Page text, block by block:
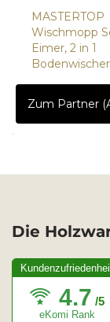
MASTERTOP
Wischmopp
Eimer, 2 in 1
Bodenwischer
Zum Partner
Die
4.7 /5
eKomi Rank